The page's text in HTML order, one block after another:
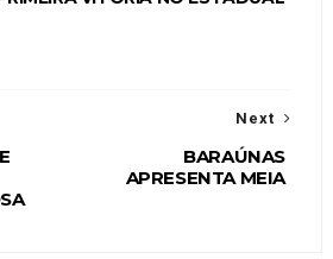
Next
BARAÚNAS
APRESENTA MEIA